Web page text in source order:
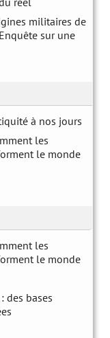
militaires de
sur une
à nos jours
les
le monde
les
le monde
des bases